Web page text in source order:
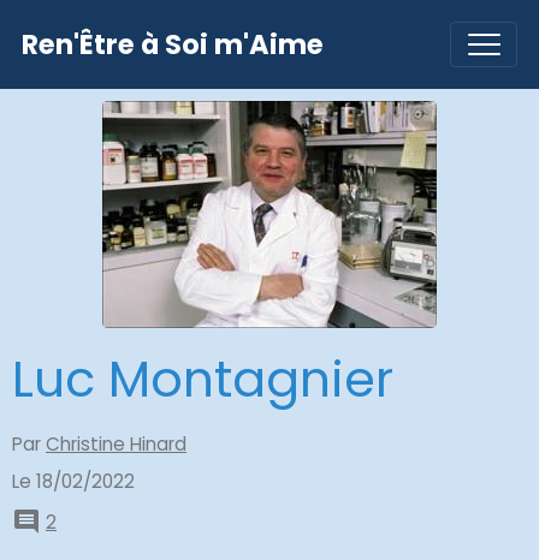
Ren'Être à Soi m'Aime
Luc Montagnier
ParChristine Hinard
Le 18/02/2022
2